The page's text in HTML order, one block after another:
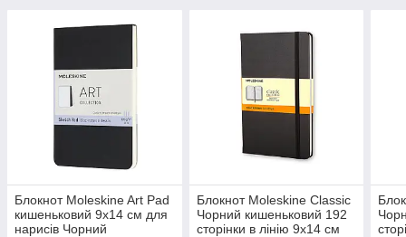
Блокнот Moleskine Art Pad
кишеньковий 9х14 см для
нарисів Чорний
Блокнот Moleskine Classic
Чорний кишеньковий 192
сторінки в лінію 9х14 см